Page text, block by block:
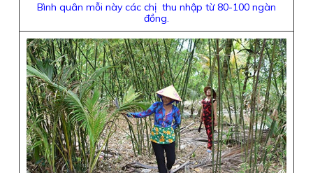
Bình quân mỗi này các chị thu nhập từ 80-100 ngàn
đồng.